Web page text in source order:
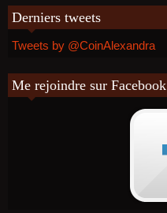
Derniers tweets
Tweets by @CoinAlexandra
Me rejoindre sur Facebook